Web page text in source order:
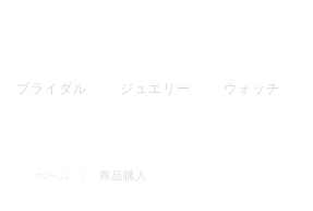
ブライダル ジュエリー ウォッチ
商品購入